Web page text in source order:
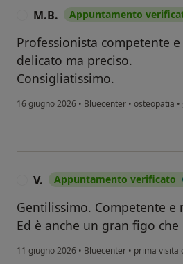
M.B. Appuntamento
Professionista competente
delicato ma preciso.
Consigliatissimo.
16 giugno 2026 • Bluecenter • osteopatia •
V. Appuntamento verificato
Gentilissimo. Competente
Ed è anche un gran figo
11 giugno 2026 • Bluecenter • prima visita